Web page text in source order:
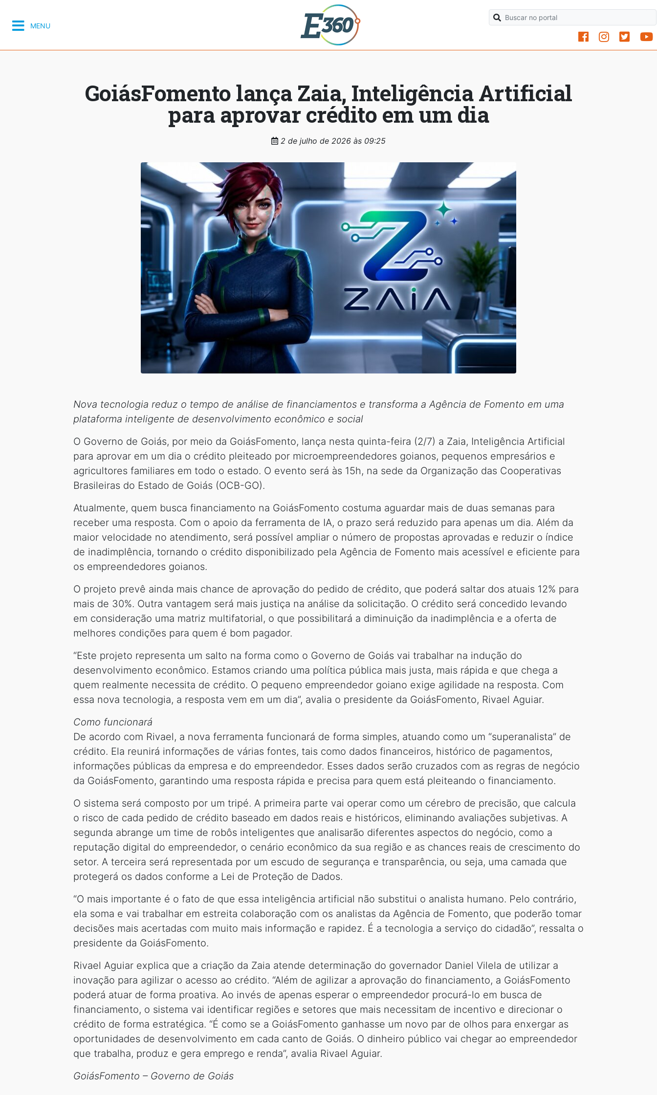
MENU
GoiásFomento lança Zaia, Inteligência Artificial
para aprovar crédito em um dia
2 de julho de 2026 às 09:25
Nova tecnologia reduz o tempo de análise de financiamentos e transforma a Agência de Fomento em uma
plataforma inteligente de desenvolvimento econômico e social
O Governo de Goiás, por meio da GoiásFomento, lança nesta quinta-feira (2/7) a Zaia, Inteligência Artificial
para aprovar em um dia o crédito pleiteado por microempreendedores goianos, pequenos empresários e
agricultores familiares em todo o estado. O evento será às 15h, na sede da Organização das Cooperativas
Brasileiras do Estado de Goiás (OCB-GO).
Atualmente, quem busca financiamento na GoiásFomento costuma aguardar mais de duas semanas para
receber uma resposta. Com o apoio da ferramenta de IA, o prazo será reduzido para apenas um dia. Além da
maior velocidade no atendimento, será possível ampliar o número de propostas aprovadas e reduzir o índice
de inadimplência, tornando o crédito disponibilizado pela Agência de Fomento mais acessível e eficiente para
os empreendedores goianos.
O projeto prevê ainda mais chance de aprovação do pedido de crédito, que poderá saltar dos atuais 12% para
mais de 30%. Outra vantagem será mais justiça na análise da solicitação. O crédito será concedido levando
em consideração uma matriz multifatorial, o que possibilitará a diminuição da inadimplência e a oferta de
melhores condições para quem é bom pagador.
“Este projeto representa um salto na forma como o Governo de Goiás vai trabalhar na indução do
desenvolvimento econômico. Estamos criando uma política pública mais justa, mais rápida e que chega a
quem realmente necessita de crédito. O pequeno empreendedor goiano exige agilidade na resposta. Com
essa nova tecnologia, a resposta vem em um dia”, avalia o presidente da GoiásFomento, Rivael Aguiar.
Como funcionará
De acordo com Rivael, a nova ferramenta funcionará de forma simples, atuando como um “superanalista” de
crédito. Ela reunirá informações de várias fontes, tais como dados financeiros, histórico de pagamentos,
informações públicas da empresa e do empreendedor. Esses dados serão cruzados com as regras de negócio
da GoiásFomento, garantindo uma resposta rápida e precisa para quem está pleiteando o financiamento.
O sistema será composto por um tripé. A primeira parte vai operar como um cérebro de precisão, que calcula
o risco de cada pedido de crédito baseado em dados reais e históricos, eliminando avaliações subjetivas. A
segunda abrange um time de robôs inteligentes que analisarão diferentes aspectos do negócio, como a
reputação digital do empreendedor, o cenário econômico da sua região e as chances reais de crescimento do
setor. A terceira será representada por um escudo de segurança e transparência, ou seja, uma camada que
protegerá os dados conforme a Lei de Proteção de Dados.
“O mais importante é o fato de que essa inteligência artificial não substitui o analista humano. Pelo contrário,
ela soma e vai trabalhar em estreita colaboração com os analistas da Agência de Fomento, que poderão tomar
decisões mais acertadas com muito mais informação e rapidez. É a tecnologia a serviço do cidadão”, ressalta o
presidente da GoiásFomento.
Rivael Aguiar explica que a criação da Zaia atende determinação do governador Daniel Vilela de utilizar a
inovação para agilizar o acesso ao crédito. “Além de agilizar a aprovação do financiamento, a GoiásFomento
poderá atuar de forma proativa. Ao invés de apenas esperar o empreendedor procurá-lo em busca de
financiamento, o sistema vai identificar regiões e setores que mais necessitam de incentivo e direcionar o
crédito de forma estratégica. “É como se a GoiásFomento ganhasse um novo par de olhos para enxergar as
oportunidades de desenvolvimento em cada canto de Goiás. O dinheiro público vai chegar ao empreendedor
que trabalha, produz e gera emprego e renda”, avalia Rivael Aguiar.
GoiásFomento – Governo de Goiás